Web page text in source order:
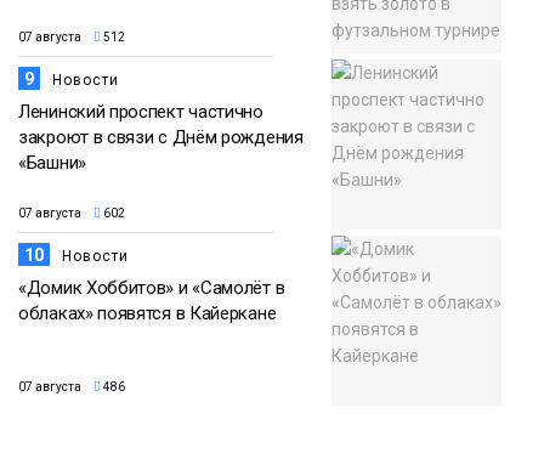
07 августа 512
9 Новости
Ленинский проспект частично
закроют в связи с Днём рождения
«Башни»
07 августа 602
10 Новости
«Домик Хоббитов» и «Самолёт в
облаках» появятся в Кайеркане
07 августа 486